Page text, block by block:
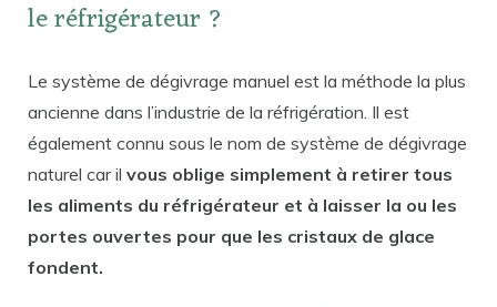
le réfrigérateur ?
Le système de dégivrage manuel est la méthode la plus
ancienne dans l’industrie de la réfrigération. Il est
également connu sous le nom de système de dégivrage
naturel car il vous oblige simplement à retirer tous
les aliments du réfrigérateur et à laisser la ou les
portes ouvertes pour que les cristaux de glace
fondent.